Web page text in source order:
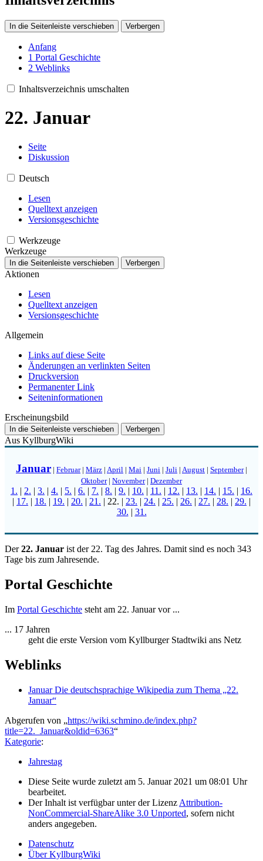
In die Seitenleiste verschieben Verbergen
Anfang
1 Portal Geschichte
2 Weblinks
Inhaltsverzeichnis umschalten
22. Januar
Seite
Diskussion
Deutsch
Lesen
Quelltext anzeigen
Versionsgeschichte
Werkzeuge
Werkzeuge
In die Seitenleiste verschieben Verbergen
Aktionen
Lesen
Quelltext anzeigen
Versionsgeschichte
Allgemein
Links auf diese Seite
Änderungen an verlinkten Seiten
Druckversion
Permanenter Link
Seiten­­informationen
Erscheinungsbild
In die Seitenleiste verschieben Verbergen
Aus KyllburgWiki
Januar | Februar| März | April | Mai | Juni | Juli | August | September|
Oktober| November| Dezember
1. | 2. | 3. | 4. | 5. | 6. | 7. | 8. | 9. | 10. | 11. | 12. | 13. | 14. | 15. | 16.
| 17. | 18. | 19. | 20. | 21. | 22. | 23. | 24. | 25. | 26. | 27. | 28. | 29. |
30. | 31.
Der22. Januar ist der 22. Tag des Jahres. Damit sind es noch 343
Tage bis zum Jahresende.
Portal Geschichte
Im Portal Geschichte steht am 22. Januar vor ...
... 17 Jahren
geht die erste Version vom Kyllburger Stadtwiki ans Netz
Weblinks
Januar Die deutschsprachige Wikipedia zum Thema „22.
Januar“
Abgerufen von „https://wiki.schmino.de/index.php?
title=22._Januar&oldid=6363“
Kategorie:
Jahrestag
Diese Seite wurde zuletzt am 5. Januar 2021 um 08:01 Uhr
bearbeitet.
Der Inhalt ist verfügbar unter der Lizenz Attribution-
NonCommercial-ShareAlike 3.0 Unported, sofern nicht
anders angegeben.
Datenschutz
Über KyllburgWiki